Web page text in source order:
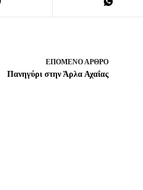
ΕΠΌΜΕΝΟΆΡΘΡΟ
Πανηγύρι στην Άρλα Αχαΐας